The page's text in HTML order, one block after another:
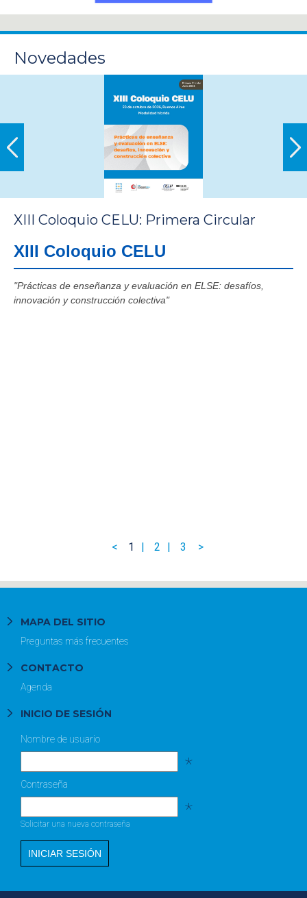
Novedades
XIII Coloquio CELU: Primera Circular
XIII Coloquio CELU
"Prácticas de enseñanza y evaluación en ELSE: desafíos,
innovación y construcción colectiva"
1 2 3
MAPA DEL SITIO
Preguntas más frecuentes
CONTACTO
Agenda
INICIO DE SESIÓN
Nombre de usuario
*
Contraseña
*
Solicitar una nueva contraseña